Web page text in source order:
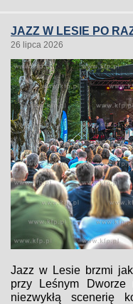
JAZZ W LESIE PO
26 lipca 2026
Jazz w Lesie brzmi
przy Leśnym Dworze
niezwykłą scenerię